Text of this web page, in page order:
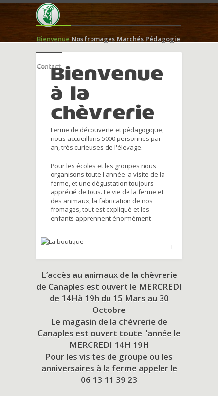
Bienvenue Nos fromages Marchés Pédagogie
ContactBienvenue
à la
chèvrerie
Ferme de découverte et pédagogique,
nous accueillons 5000 personnes par
an, trés curieuses de l'élevage.
Pour les écoles et les groupes nous
organisons toute l'année la visite de la
ferme, et une dégustation toujours
apprécié de tous. Le vie de la ferme et
des animaux, la fabrication de nos
fromages, tout est expliqué et les
enfants apprennent énormément
L’accès au animaux de la chèvrerie
de Canaples est ouvert le MERCREDI
de 14Hà 19h du 15 Mars au 30
Octobre
Le magasin de la chèvrerie de
Canaples est ouvert toute l’année le
MERCREDI 14H 19H
Pour les visites de groupe ou les
anniversaires à la ferme appeler le
06 13 11 39 23